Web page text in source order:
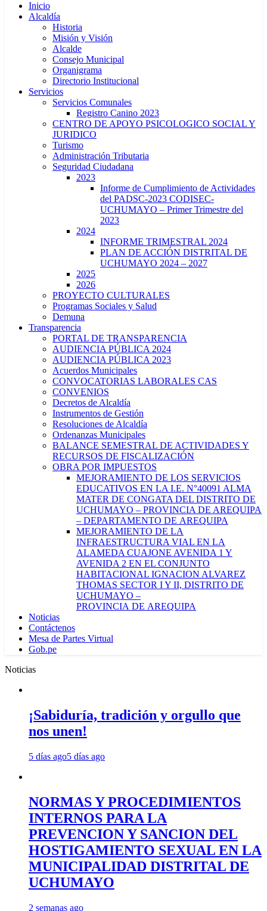
Inicio
Alcaldía
Historia
Misión y Visión
Alcalde
Consejo Municipal
Organigrama
Directorio Institucional
Servicios
Servicios Comunales
Registro Canino 2023
CENTRO DE APOYO PSICOLOGICO SOCIAL Y
JURIDICO
Turismo
Administración Tributaria
Seguridad Ciudadana
2023
Informe de Cumplimiento de Actividades
del PADSC-2023 CODISEC-
UCHUMAYO – Primer Trimestre del
2023
2024
INFORME TRIMESTRAL 2024
PLAN DE ACCIÓN DISTRITAL DE
UCHUMAYO 2024 – 2027
2025
2026
PROYECTO CULTURALES
Programas Sociales y Salud
Demuna
Transparencia
PORTAL DE TRANSPARENCIA
AUDIENCIA PÚBLICA 2024
AUDIENCIA PÚBLICA 2023
Acuerdos Municipales
CONVOCATORIAS LABORALES CAS
CONVENIOS
Decretos de Alcaldía
Instrumentos de Gestión
Resoluciones de Alcaldía
Ordenanzas Municipales
BALANCE SEMESTRAL DE ACTIVIDADES Y
RECURSOS DE FISCALIZACIÓN
OBRA POR IMPUESTOS
MEJORAMIENTO DE LOS SERVICIOS
EDUCATIVOS EN LA I.E. N°40091 ALMA
MATER DE CONGATA DEL DISTRITO DE
UCHUMAYO – PROVINCIA DE AREQUIPA
– DEPARTAMENTO DE AREQUIPA
MEJORAMIENTO DE LA
INFRAESTRUCTURA VIAL EN LA
ALAMEDA CUAJONE AVENIDA 1 Y
AVENIDA 2 EN EL CONJUNTO
HABITACIONAL IGNACION ALVAREZ
THOMAS SECTOR I Y II, DISTRITO DE
UCHUMAYO –
PROVINCIA DE AREQUIPA
Noticias
Contáctenos
Mesa de Partes Virtual
Gob.pe
Noticias
¡Sabiduría, tradición y orgullo que
nos unen!
5 días ago5 días ago
NORMAS Y PROCEDIMIENTOS
INTERNOS PARA LA
PREVENCION Y SANCION DEL
HOSTIGAMIENTO SEXUAL EN LA
MUNICIPALIDAD DISTRITAL DE
UCHUMAYO
2 semanas ago